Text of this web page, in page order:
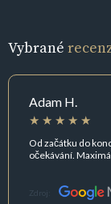
Vybrané
Adam H.
Od začátku do
očekávání.
Zdroj: